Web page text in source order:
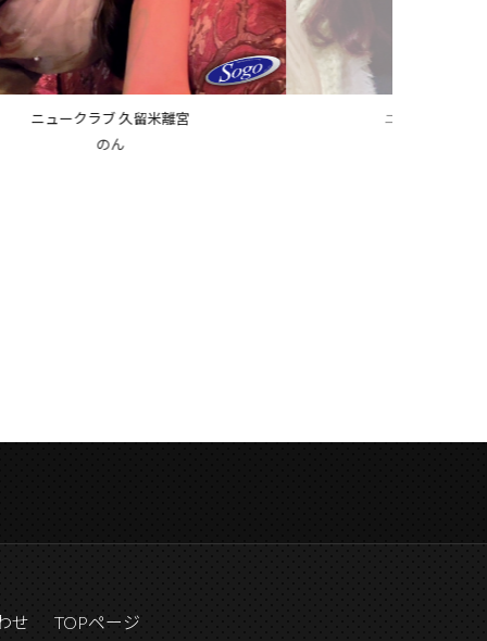
ニュークラブ 久留米離宮
乃愛
ニュークラブ
せ TOPページ